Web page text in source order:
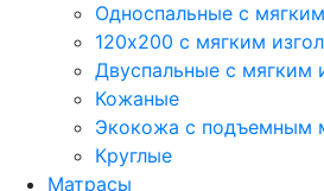
Односпальные с
120х200 с мягким
Двуспальные с мягким
Кожаные
Экокожа с подъемным
Круглые
Матрасы